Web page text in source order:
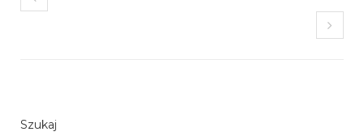
Szukaj